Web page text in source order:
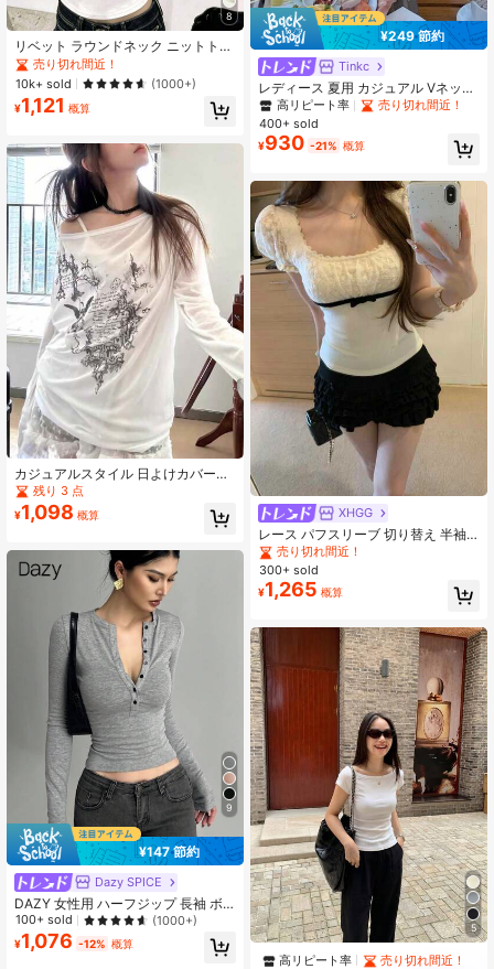
8
リベット ラウンドネック ニットトッ
プ、多用途スリムフィット ニッチ 半
袖スリミングトップ、やや低めのネ
ックライン、素材、レディースカジ
ュアルホワイト夏服
売り切れ間近！
10k+ sold
(1000+)
¥1,121 概算
カジュアルスタイル 日よけカバーア
ップTシャツ レディース、ゆったり
フィット 長袖トップス 夏用
残り 3 点
¥1,098 概算
9
¥147 節約
Dazy SPICE
DAZY 女性用 ハーフジップ 長袖 ボ
ディコンTシャツ、秋の女性服
100+ sold (1000+)
¥1,076 -12% 概算
¥249 節約
Tinkc
レディース 夏用 カジュアル Vネック
半袖 フィット ストレッチ Tシャツ ト
ップス ホワイト、エステティック
高リピート率
売り切れ間近！
400+ sold
¥930 -21% 概算
XHGG
レース パフスリーブ 切り替え 半袖T
シャツ、甘くてチャーミング、韓国
風スリムフィットトップ 春/夏用
売り切れ間近！
300+ sold
¥1,265 概算
5
高リピート率
売り切れ間近！